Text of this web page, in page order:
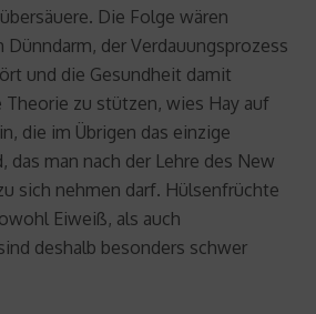
Die Folge wären
Dünndarm, der Verdauungsprozess
und die Gesundheit damit
Theorie zu stützen, wies Hay auf
die im Übrigen das einzige
das man nach der Lehre des New
sich nehmen darf. Hülsenfrüchte
Eiweiß, als auch
deshalb besonders schwer